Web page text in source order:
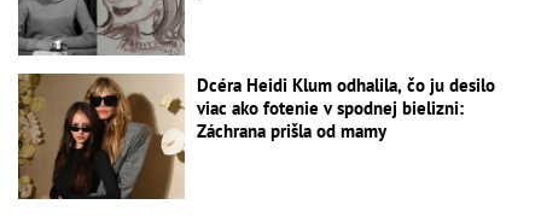
Dcéra Heidi Klum odhalila, čo ju desilo
viac ako fotenie v spodnej bielizni:
Záchrana prišla od mamy